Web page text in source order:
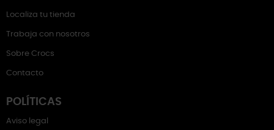
Localiza tu tienda
Trabaja con nosotros
Sobre Crocs
Contacto
POLÍTICAS
Aviso legal